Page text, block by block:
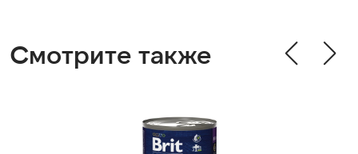
Смотрите также